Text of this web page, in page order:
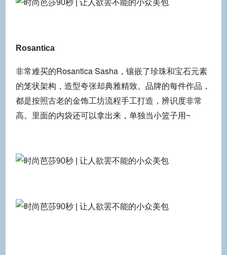
Rosantica
非常难买的Rosantica Sasha，镶嵌了珍珠和宝石元素
的笼状架构，造型夸张却典雅精致。品牌的每件作品，
都是按照古老的金饰工坊流程手工打造，辨识度非常
高。里面的内袋还可以拿出来，单独当小篮子用~